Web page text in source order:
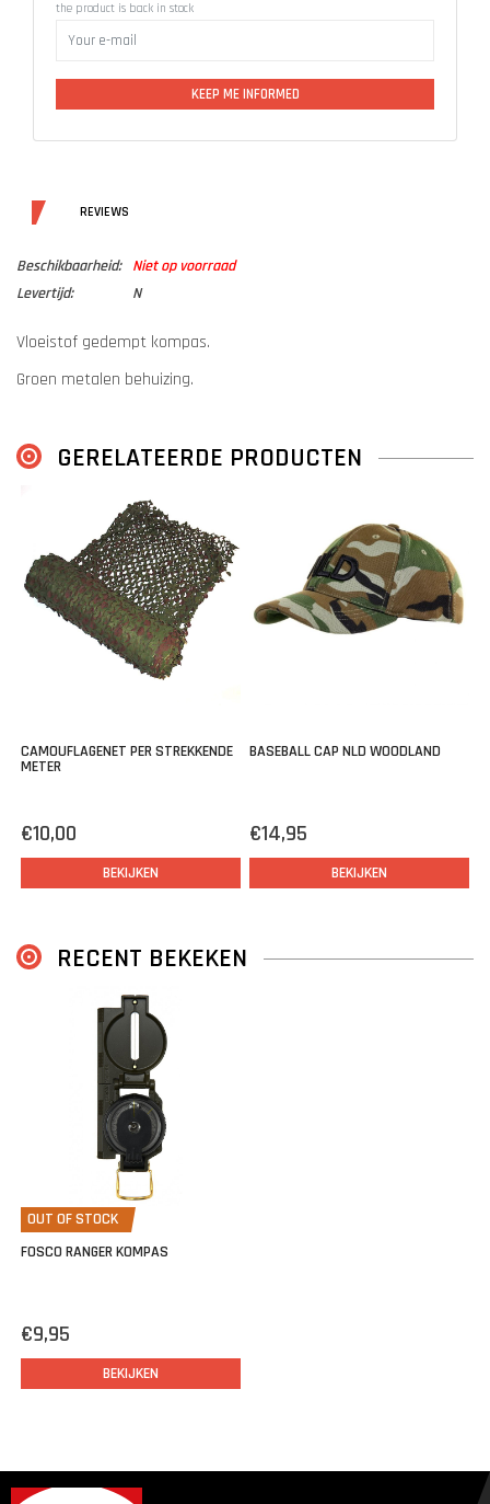
the product is back in stock
KEEP ME INFORMED
DETAILSREVIEWS
Beschikbaarheid:
Niet op voorraad
Levertijd:
N
Vloeistof gedempt kompas.
Groen metalen behuizing.
Afmetingen ingeklapt: 7,6 x 5,8 x 3 cm.
GERELATEERDE PRODUCTEN
CAMOUFLAGENET PER STREKKENDE
METER
€10,00
BEKIJKEN
BASEBALL CAP NLD WOODLAND
€14,95
BEKIJKEN
RECENT BEKEKEN
OUT OF STOCK
FOSCO RANGER KOMPAS
€9,95
BEKIJKEN